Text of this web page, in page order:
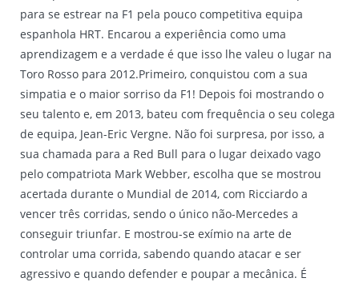
para se estrear na F1 pela pouco competitiva equipa
espanhola HRT. Encarou a experiência como uma
aprendizagem e a verdade é que isso lhe valeu o lugar na
Toro Rosso para 2012.Primeiro, conquistou com a sua
simpatia e o maior sorriso da F1! Depois foi mostrando o
seu talento e, em 2013, bateu com frequência o seu colega
de equipa, Jean-Eric Vergne. Não foi surpresa, por isso, a
sua chamada para a Red Bull para o lugar deixado vago
pelo compatriota Mark Webber, escolha que se mostrou
acertada durante o Mundial de 2014, com Ricciardo a
vencer três corridas, sendo o único não-Mercedes a
conseguir triunfar. E mostrou-se exímio na arte de
controlar uma corrida, sabendo quando atacar e ser
agressivo e quando defender e poupar a mecânica. É